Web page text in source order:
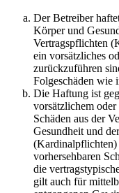
Der Betreiber
Körper und
Vertragspflichten
ein vorsätzliches
zurückzuführen
Folgeschäden wie
Die Haftung ist
vorsätzlichem
Schäden aus der
Gesundheit und
(Kardinalpflichten)
vorhersehbaren
die
gilt auch für